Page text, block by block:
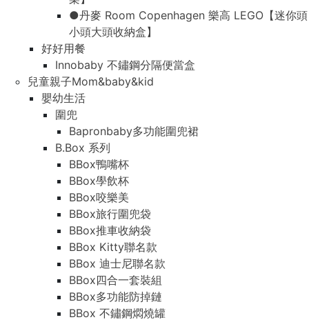
●丹麥 Room Copenhagen 樂高 LEGO【迷你頭
小頭大頭收納盒】
好好用餐
Innobaby 不鏽鋼分隔便當盒
兒童親子Mom&baby&kid
嬰幼生活
圍兜
Bapronbaby多功能圍兜裙
B.Box 系列
BBox鴨嘴杯
BBox學飲杯
BBox咬樂美
BBox旅行圍兜袋
BBox推車收納袋
BBox Kitty聯名款
BBox 迪士尼聯名款
BBox四合一套裝組
BBox多功能防掉鏈
BBox 不鏽鋼燜燒罐